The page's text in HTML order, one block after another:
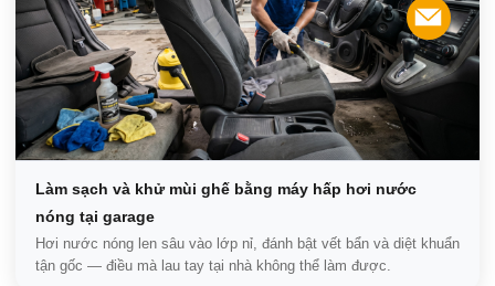
Làm sạch và khử mùi ghế bằng máy hấp hơi nước
nóng tại garage
Hơi nước nóng len sâu vào lớp nỉ, đánh bật vết bẩn và diệt khuẩn
tận gốc — điều mà lau tay tại nhà không thể làm được.